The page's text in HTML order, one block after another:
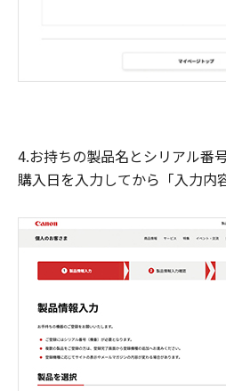
4.お持ちの製品名とシリアル番号
購入日を入力してから「入力内